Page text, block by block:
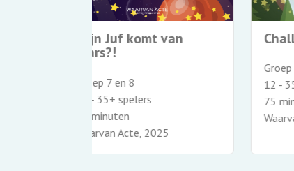
Missie Volbracht
18 - 27+ spelers
75 minuten
Waarvan Acte, 2022